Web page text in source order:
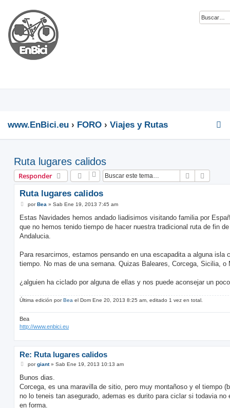
www.EnBici.eu FORO Viajes y Rutas
Ruta lugares calidos
Responder Buscar
Ruta lugares calidos
M
n
a
j
porBea » Sab Ene 19, 2013 7:45 am
Estas Navidades hemos andado liadisimos visitando familia por
que no hemos tenido tiempo de hacer nuestra tradicional ruta de fin
Andalucia.
Para resarcirnos, estamos pensando en una escapadita a alguna isla
tiempo. No mas de una semana. Quizas Baleares, Corcega, Sicilia, o
¿alguien ha ciclado por alguna de ellas y nos puede aconsejar un
Última edición porBea el Dom Ene 20, 2013 8:25 am, editado 1 vez en total.
Bea
http://www.enbici.eu
Re: Ruta lugares calidos
M
n
a
j
porgiant» Sab Ene 19, 2013 10:13 am
Bunos dias.
Corcega, es una maravilla de sitio, pero muy montañoso y el tiempo
no lo teneis tan asegurado, ademas es durito para ciclar si todavia no
en forma.